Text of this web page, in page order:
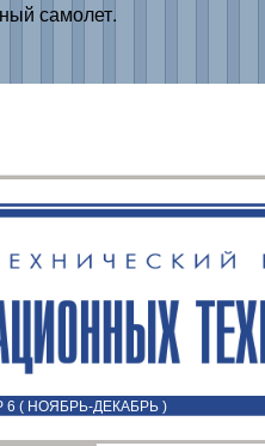
самолет.
6 ( НОЯБРЬ-ДЕКАБРЬ )